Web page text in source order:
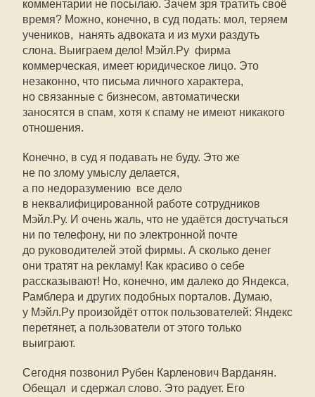
комментарии не посылаю. Зачем зря тратить своё
время? Можно, конечно, в суд подать: мол, теряем
учеников,  нанять адвоката и из мухи раздуть
слона. Выиграем дело! Мэйл.Ру  фирма
коммерческая, имеет юридическое лицо. Это
незаконно, что письма личного характера,
но связанные с бизнесом, автоматически
заносятся в спам, хотя к спаму не имеют никакого
отношения.
Конечно, в суд я подавать не буду. Это же
не по злому умыслу делается,
а по недоразумению  все дело
в неквалифицированной работе сотрудников
Мэйл.Ру. И очень жаль, что не удаётся достучаться
ни по телефону, ни по электронной почте
до руководителей этой фирмы. А сколько денег
они тратят на рекламу! Как красиво о себе
рассказывают! Но, конечно, им далеко до Яндекса,
Рамблера и других подобных порталов. Думаю,
у Мэйл.Ру произойдёт отток пользователей: Яндекс
перетянет, а пользователи от этого только
выиграют.
Сегодня позвонил Рубен Карленович Варданян.
Обещал  и сдержал слово. Это радует. Его